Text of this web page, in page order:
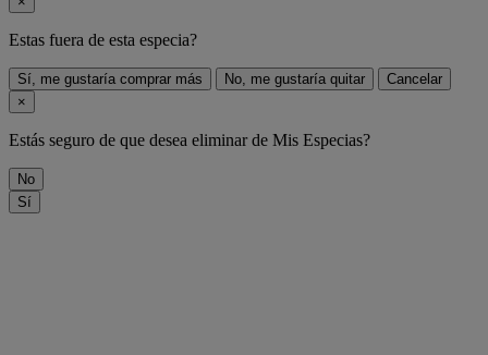
Estas fuera de esta especia?
Sí, me gustaría comprar más No, me gustaría quitar
Cancelar
×
Estás seguro de que desea eliminarde Mis Especias?
No
Sí